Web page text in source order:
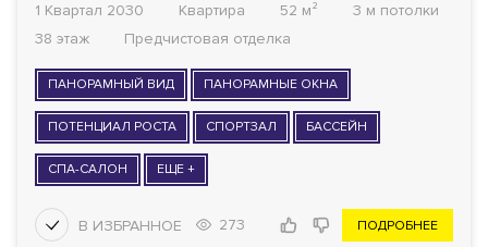
1 Квартал 2030 Квартира 52 м²
3 м потолки
38 этаж
Предчистовая отделка
ПАНОРАМНЫЙ ВИД ПАНОРАМНЫЕ ОКНА
ПОТЕНЦИАЛ РОСТА СПОРТЗАЛ БАССЕЙН
СПА-САЛОН ЕЩЕ +
273 ПОДРОБНЕЕ